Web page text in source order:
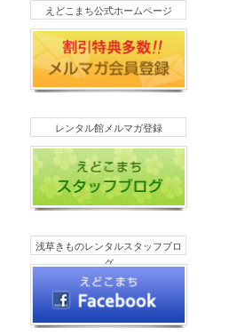
えどこまち公式ホームページ
レンタル館メルマガ登録
浅草きものレンタルスタッフブロ
グ